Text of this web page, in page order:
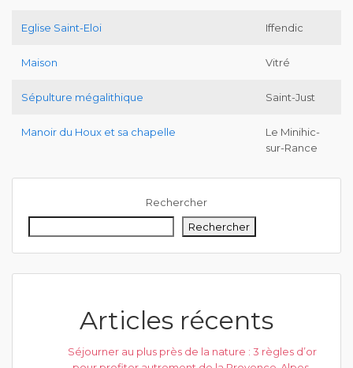
Eglise Saint-Eloi Iffendic
Maison Vitré
Sépulture mégalithique Saint-Just
Manoir du Houx et sa chapelle
Le Minihic-
sur-Rance
Rechercher
Rechercher
Articles récents
Séjourner au plus près de la nature : 3 règles d’or